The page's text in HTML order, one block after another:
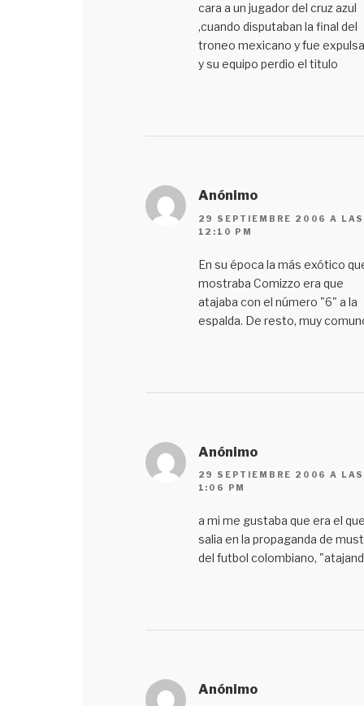
cara a un jugador del cruz azul
,cuando disputaban la final del
troneo mexicano y fue
y su equipo perdio el titulo
Anónimo
29 SEPTIEMBRE 2006 A LAS
12:10 PM
En su época la más exótico
mostraba Comizzo era que
atajaba con el número "6" a la
espalda. De resto, muy
Anónimo
29 SEPTIEMBRE 2006 A LAS
1:06 PM
a mi me gustaba que era el
salia en la propaganda de
del futbol colombiano,
Anónimo